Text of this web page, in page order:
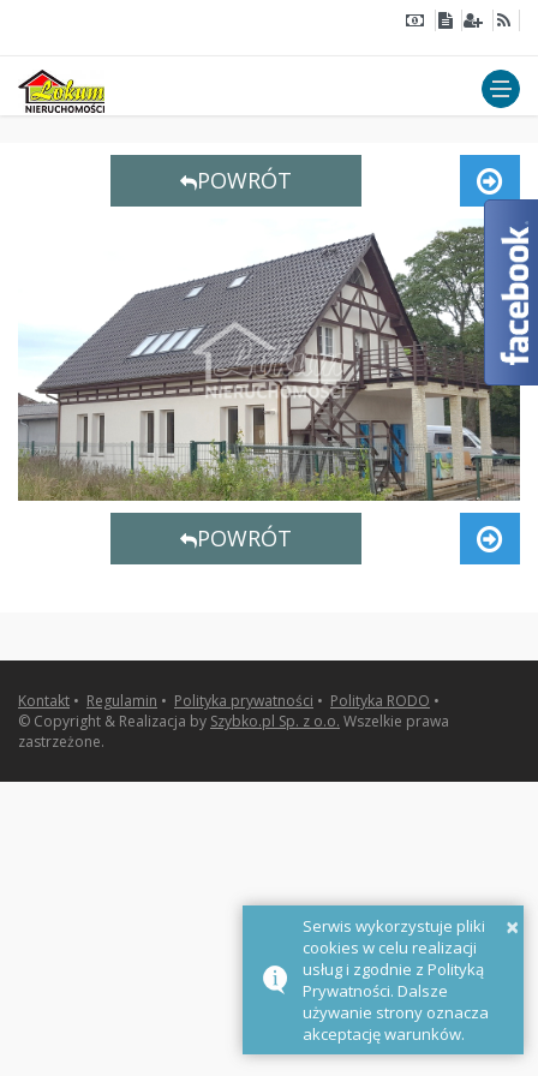
POWRÓT
POWRÓT
Kontakt • Regulamin • Polityka prywatności • Polityka RODO •
© Copyright & Realizacja by Szybko.pl Sp. z o.o. Wszelkie prawa
zastrzeżone.
×
Serwis wykorzystuje pliki
cookies w celu realizacji
usług i zgodnie z Polityką
Prywatności. Dalsze
używanie strony oznacza
akceptację warunków.